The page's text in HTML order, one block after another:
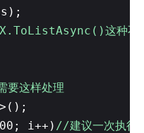
这种不
这样处理
i++) //建议一次执行